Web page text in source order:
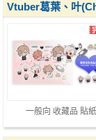
一般向 收藏品 貼紙
Vtuber葛葉、叶